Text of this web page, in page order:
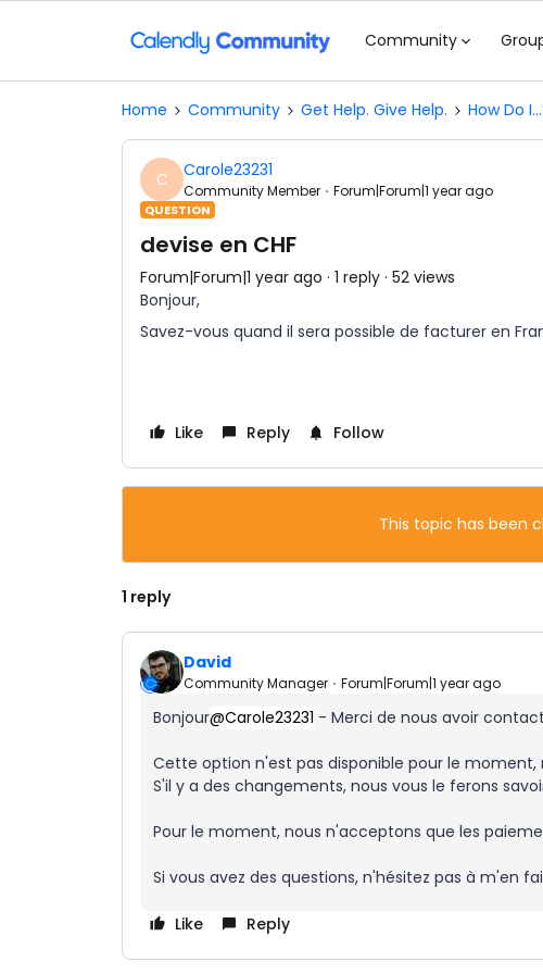
Community
Home Community Get Help. Give Help. How Do
C Carole23231
Community Member Forum|Forum|1 year ago
QUESTION
devise en CHF
Forum|Forum|1 year ago 1 reply 52 views
Bonjour,
Savez-vous quand il sera possible de facturer en
Like Reply Follow
This topic has been
1 reply
David
Community Manager Forum|Forum|1 year ago
Bonjour@Carole23231 - Merci de nous avoir
Cette option n'est pas disponible pour le
S'il y a des changements, nous vous le ferons
Pour le moment, nous n'acceptons que les
Si vous avez des questions, n'hésitez pas à m'en
Like Reply